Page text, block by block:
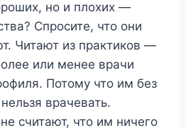
но и плохих —
Спросите, что они
Читают из практиков —
или менее врачи
Потому что им без
врачевать.
считают, что им ничего